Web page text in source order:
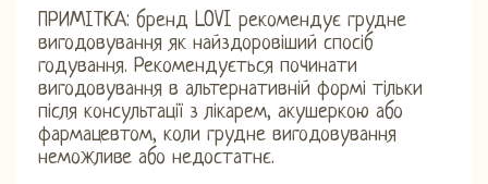
ПРИМІТКА: бренд LOVI рекомендує грудне
вигодовування як найздоровіший спосіб
годування. Рекомендується починати
вигодовування в альтернативній формі тільки
після консультації з лікарем, акушеркою або
фармацевтом, коли грудне вигодовування
неможливе або недостатнє.